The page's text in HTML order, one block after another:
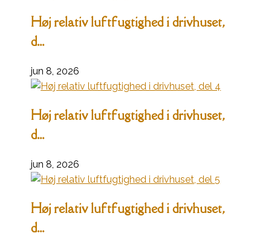
Høj relativ luftfugtighed i drivhuset,
d...
jun 8, 2026
Høj relativ luftfugtighed i drivhuset,
d...
jun 8, 2026
Høj relativ luftfugtighed i drivhuset,
d...